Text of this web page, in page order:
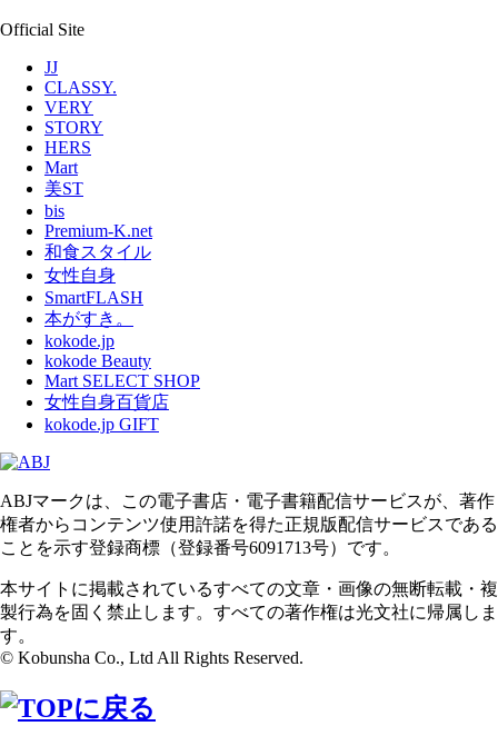
Official Site
JJ
CLASSY.
VERY
STORY
HERS
Mart
美ST
bis
Premium-K.net
和食スタイル
女性自身
SmartFLASH
本がすき。
kokode.jp
kokode Beauty
Mart SELECT SHOP
女性自身百貨店
kokode.jp GIFT
ABJマークは、この電子書店・電子書籍配信サービスが、著作
権者からコンテンツ使用許諾を得た正規版配信サービスである
ことを示す登録商標（登録番号6091713号）です。
本サイトに掲載されているすべての文章・画像の無断転載・複
製行為を固く禁止します。すべての著作権は光文社に帰属しま
す。
© Kobunsha Co., Ltd All Rights Reserved.